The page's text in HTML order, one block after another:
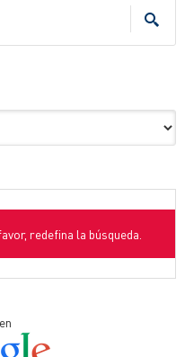
redefina la búsqueda.